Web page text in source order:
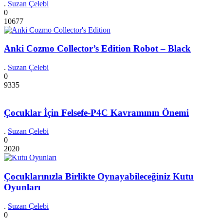
. Suzan Çelebi
0
10677
Anki Cozmo Collector’s Edition Robot – Black
. Suzan Çelebi
0
9335
Çocuklar İçin Felsefe-P4C Kavramının Önemi
. Suzan Çelebi
0
2020
Çocuklarınızla Birlikte Oynayabileceğiniz Kutu
Oyunları
. Suzan Çelebi
0